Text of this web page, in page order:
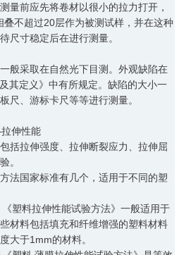
前应先将卷材以很小的拉力打开，
叠不超过20层作为被测试样，并在这种
尺寸稳定后在进行测量。
采取在自然光下目测。外观缺陷在
其定义》中有所规定。缺陷的大小一
尺、游标卡尺等等进行测量。
伸性能
拉伸强度、拉伸断裂应力、拉伸屈
。
国家标准有几个，适用于不同的塑
料拉伸性能试验方法》一般适用于
材料包括填充和纤维增强的塑料材料
大于1mm的材料。